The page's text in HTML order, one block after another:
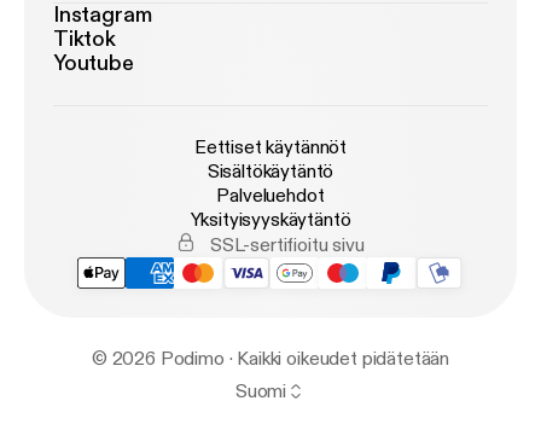
Instagram
Tiktok
Youtube
Eettiset käytännöt
Sisältökäytäntö
Palveluehdot
Yksityisyyskäytäntö
SSL-sertifioitu sivu
© 2026 Podimo · Kaikki oikeudet pidätetään
Suomi